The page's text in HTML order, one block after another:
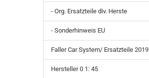
- Org. Ersatzteile div. Herste
- Sonderhinweis EU
Faller Car System/ Ersatzteile 2019
Hersteller 0 1: 45